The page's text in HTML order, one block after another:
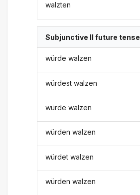
walzten
Subjunctive II future tense
würde walzen
würdest walzen
würde walzen
würden walzen
würdet walzen
würden walzen